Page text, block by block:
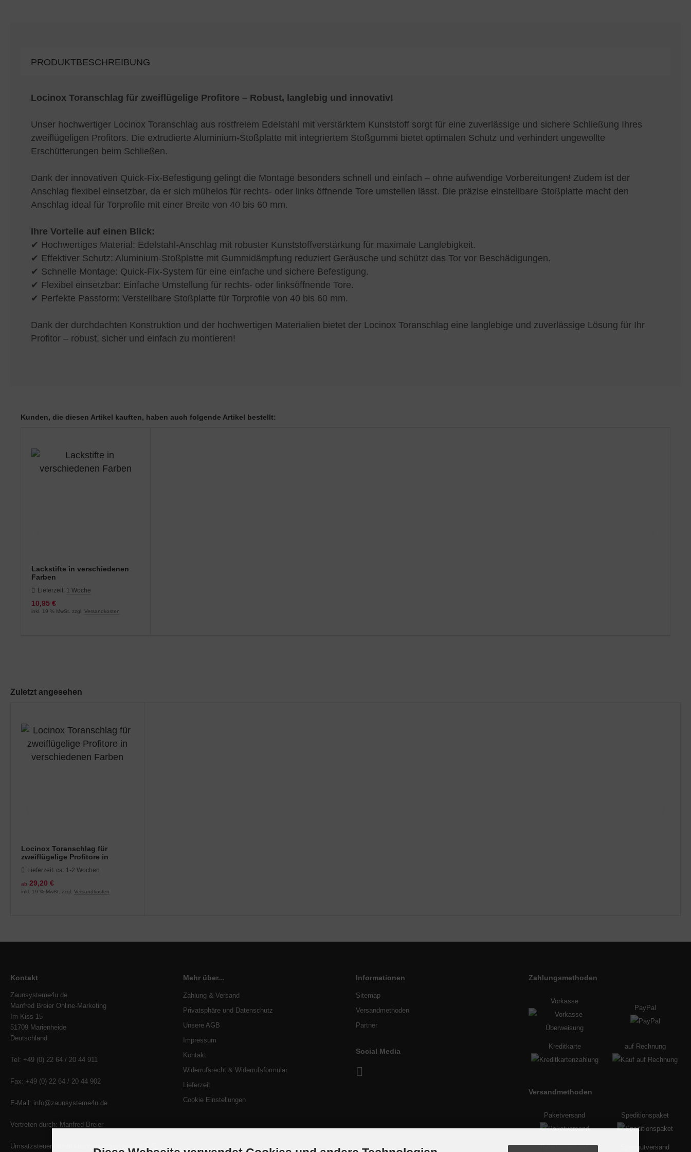
PRODUKTBESCHREIBUNG
Locinox Toranschlag für zweiflügelige Profitore – Robust, langlebig und innovativ!
Unser hochwertiger Locinox Toranschlag aus rostfreiem Edelstahl mit verstärktem Kunststoff sorgt für eine zuverlässige und sichere Schließung Ihres
zweiflügeligen Profitors. Die extrudierte Aluminium-Stoßplatte mit integriertem Stoßgummi bietet optimalen Schutz und verhindert ungewollte
Erschütterungen beim Schließen.
Dank der innovativen Quick-Fix-Befestigung gelingt die Montage besonders schnell und einfach – ohne aufwendige Vorbereitungen! Zudem ist der
Anschlag flexibel einsetzbar, da er sich mühelos für rechts- oder links öffnende Tore umstellen lässt. Die präzise einstellbare Stoßplatte macht den
Anschlag ideal für Torprofile mit einer Breite von 40 bis 60 mm.
Ihre Vorteile auf einen Blick:
✔ Hochwertiges Material: Edelstahl-Anschlag mit robuster Kunststoffverstärkung für maximale Langlebigkeit.
✔ Effektiver Schutz: Aluminium-Stoßplatte mit Gummidämpfung reduziert Geräusche und schützt das Tor vor Beschädigungen.
✔ Schnelle Montage: Quick-Fix-System für eine einfache und sichere Befestigung.
✔ Flexibel einsetzbar: Einfache Umstellung für rechts- oder linksöffnende Tore.
✔ Perfekte Passform: Verstellbare Stoßplatte für Torprofile von 40 bis 60 mm.
Dank der durchdachten Konstruktion und der hochwertigen Materialien bietet der Locinox Toranschlag eine langlebige und zuverlässige Lösung für Ihr
Profitor – robust, sicher und einfach zu montieren!
Kunden, die diesen Artikel kauften, haben auch folgende Artikel bestellt:
Lackstifte in verschiedenen
Farben
Lieferzeit: 1 Woche
10,95 €
inkl. 19 % MwSt. zzgl. Versandkosten
Zuletzt angesehen
Locinox Toranschlag für
zweiflügelige Profitore in
Lieferzeit: ca. 1-2 Wochen
ab 29,20 €
inkl. 19 % MwSt. zzgl. Versandkosten
Kontakt
Zaunsysteme4u.de
Manfred Breier Online-Marketing
Im Kiss 15
51709 Marienheide
Deutschland
Tel: +49 (0) 22 64 / 20 44 911
Fax: +49 (0) 22 64 / 20 44 902
E-Mail: info@zaunsysteme4u.de
Vertreten durch: Manfred Breier
Umsatzsteuer-Identifikationsnummer gemäß § 27
Mehr über...
Zahlung & Versand
Privatsphäre und Datenschutz
Unsere AGB
Impressum
Kontakt
Widerrufsrecht & Widerrufsformular
Lieferzeit
Cookie Einstellungen
Informationen
Sitemap
Versandmethoden
Partner
Social Media
Zahlungsmethoden
Vorkasse
PayPal
Kreditkarte auf Rechnung
Versandmethoden
Paketversand Speditionspaket
Palettenversand Sperrgutversand